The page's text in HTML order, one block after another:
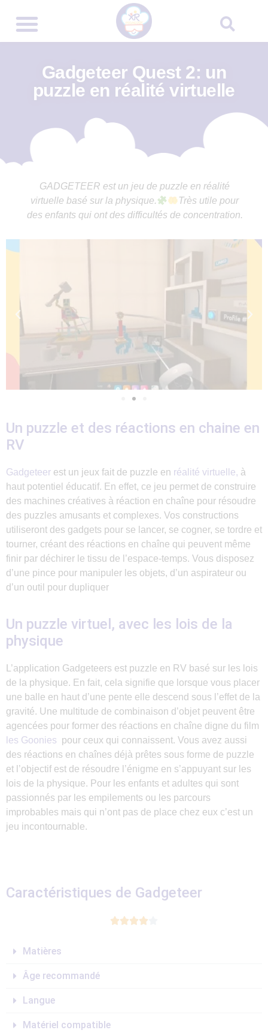
Gadgeteer Quest 2: un
puzzle en réalité virtuelle
GADGETEER est un jeu de puzzle en réalité
virtuelle basé sur la physique.
Très utile pour
des enfants qui ont des difficultés de concentration.
Un puzzle et des réactions en chaine en
RV
Gadgeteer est un jeux fait de puzzle en réalité virtuelle, à
haut potentiel éducatif. En effet, ce jeu permet de construire
des machines créatives à réaction en chaîne pour résoudre
des puzzles amusants et complexes. Vos constructions
utiliseront des gadgets pour se lancer, se cogner, se tordre et
tourner, créant des réactions en chaîne qui peuvent même
finir par déchirer le tissu de l’espace-temps. Vous disposez
d’une pince pour manipuler les objets, d’un aspirateur ou
d’un outil pour dupliquer
Un puzzle virtuel, avec les lois de la
physique
L’application Gadgeteers est puzzle en RV basé sur les lois
de la physique. En fait, cela signifie que lorsque vous placer
une balle en haut d’une pente elle descend sous l’effet de la
gravité. Une multitude de combinaison d’objet peuvent être
agencées pour former des réactions en chaîne digne du film
les Goonies pour ceux qui connaissent. Vous avez aussi
des réactions en chaînes déjà prêtes sous forme de puzzle
et l’objectif est de résoudre l’énigme en s’appuyant sur les
lois de la physique. Pour les enfants et adultes qui sont
passionnés par les empilements ou les parcours
improbables mais qui n’ont pas de place chez eux c’est un
jeu incontournable.
Caractéristiques de Gadgeteer

Matières
Âge recommandé
Langue
Matériel compatible